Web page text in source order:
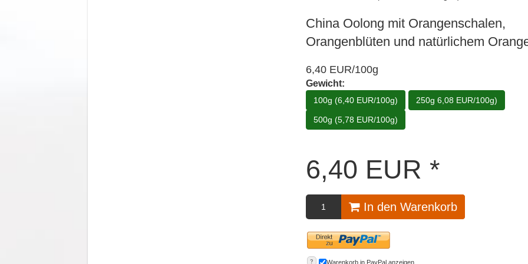
China Oolong mit Orangenschalen,
Orangenblüten und natürlichem
6,40 EUR/100g
Gewicht:
100g (6,40 EUR/100g) 250g 6,08 EUR/100g)
500g (5,78 EUR/100g)
6,40 EUR *
In den Warenkorb
? Warenkorb in PayPal anzeigen